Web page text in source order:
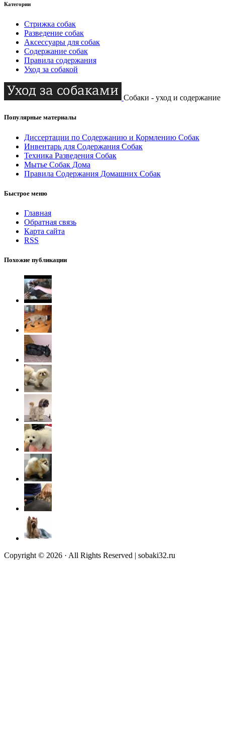
Категории
Стрижка собак
Разведение собак
Аксессуары для собак
Содержание собак
Правила содержания
Уход за собакой
Собаки - уход и содержание
Популярные материалы
Диссертации по Содержанию и Кормлению Собак
Инвентарь для Содержания Собак
Техника Разведения Собак
Мытье Собак Дома
Правила Содержания Домашних Собак
Быстрое меню
Главная
Обратная связь
Карта сайта
RSS
Похожие публикации
Copyright © 2026 · All Rights Reserved | sobaki32.ru